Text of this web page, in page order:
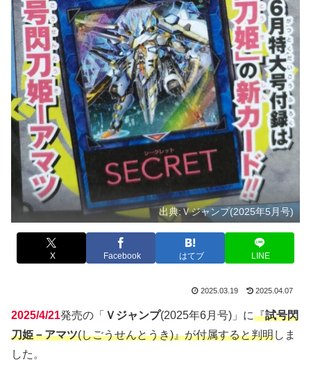
出典:Ｖジャンプ(2025年5月号)
X Facebook はてブ LINE
2025.03.19 2025.04.07
2025/4/21発売の「 Ｖジャンプ(2025年6月号)」に『試号閃
刀姫－アマツ(しごうせんとうき)』が付属すると判明しま
した。